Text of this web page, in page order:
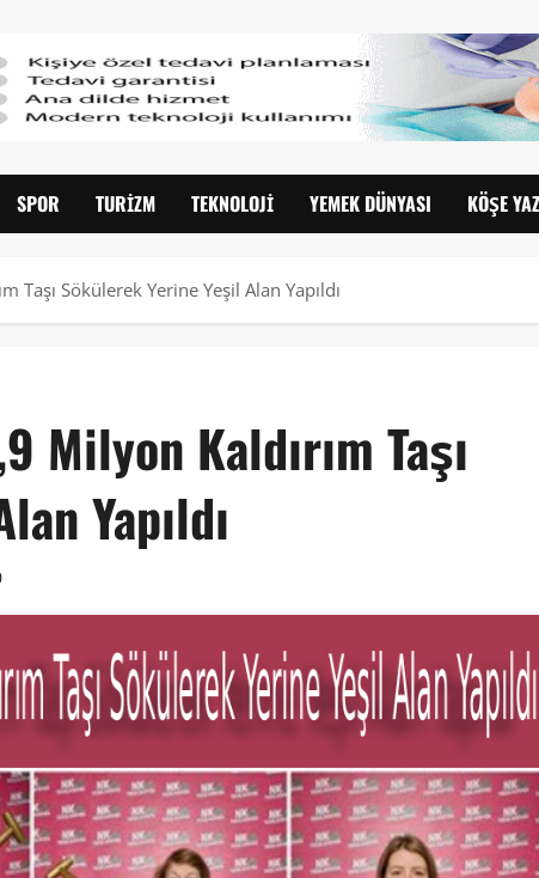
SPOR TURIZM TEKNOLOJI YEMEK DÜNYASI KÖŞE
Taşı Sökülerek Yerine Yeşil Alan Yapıldı
Milyon Kaldırım Taşı
Yapıldı